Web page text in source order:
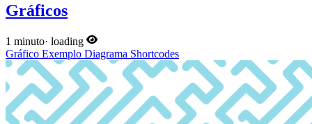
Gráficos
1 minuto· loading
Gráfico Exemplo Diagrama Shortcodes